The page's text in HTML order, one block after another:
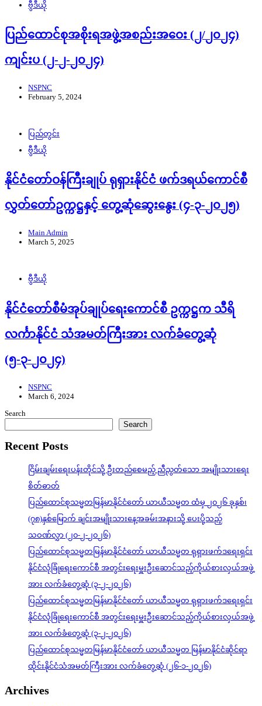
ဗွီဒီယို
ပြည်ထောင်စုအစိုးရအဖွဲ့အစည်းအဝေး (၂/၂၀၂၄)
ကျင်းပ (၂-၂-၂၀၂၄)
NSPNC
February 5, 2024
ပြည်တွင်း
ဗွီဒီယို
နိုင်ငံတော်ဝန်ကြီးချုပ် ရုရှားနိုင်ငံ ဖက်ဒရယ်ကောင်စီ
လွှတ်တော်ဥက္ကဋ္ဌနှင့် တွေ့ဆုံဆွေးနွေး (၄-၃-၂၀၂၅)
Main Admin
March 5, 2025
ဗွီဒီယို
နိုင်ငံတော်စီမံအုပ်ချုပ်ရေးကောင်စီ ဥက္ကဋ္ဌက သီရိ
လင်္ကာနိုင်ငံ သံအမတ်ကြီးအား လက်ခံတွေ့ဆုံ
(၅-၃-၂၀၂၄)
NSPNC
March 6, 2024
Search
Search
Recent Posts
ငြိမ်းချမ်းရေးပန်းတိုင်သို့ ဦးတည်စေမည့် ညီညွတ်သော အမျိုးသားရေး
စိတ်ဓာတ်
ပြည်ထောင်စုသမ္မတမြန်မာနိုင်ငံတော် ယာယီသမ္မတ ထံမှ ၂၀၂၆ ခုနှစ်၊
(၇၈)နှစ်မြောက် ချင်းအမျိုးသားနေ့အခမ်းအနားသို့ ပေးပို့သည့်
သဝဏ်လွှာ (၂၀-၂-၂၀၂၆)
ပြည်ထောင်စုသမ္မတမြန်မာနိုင်ငံတော် ယာယီသမ္မတ ရုရှားဖက်ဒရေးရှင်း
နိုင်ငံလုံခြုံရေးကောင်စီ အတွင်းရေးမှူးဦးဆောင်သည့်ကိုယ်စားလှယ်အဖွဲ့
အား လက်ခံတွေ့ဆုံ (၃-၂-၂၀၂၆)
ပြည်ထောင်စုသမ္မတမြန်မာနိုင်ငံတော် ယာယီသမ္မတ ရုရှားဖက်ဒရေးရှင်း
နိုင်ငံလုံခြုံရေးကောင်စီ အတွင်းရေးမှူးဦးဆောင်သည့်ကိုယ်စားလှယ်အဖွဲ့
အား လက်ခံတွေ့ဆုံ (၃-၂-၂၀၂၆)
ပြည်ထောင်စုသမ္မတမြန်မာနိုင်ငံတော် ယာယီသမ္မတ မြန်မာနိုင်ငံဆိုင်ရာ
ထိုင်းနိုင်ငံသံအမတ်ကြီးအား လက်ခံတွေ့ဆုံ (၂၆-၁-၂၀၂၆)
Archives